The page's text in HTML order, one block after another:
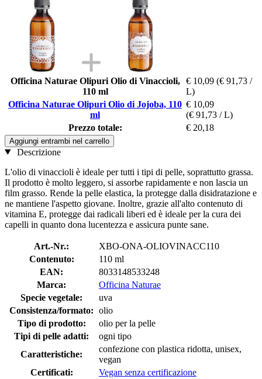
Officina Naturae Olipuri Olio di Vinaccioli,
110 ml
€ 10,09 (€ 91,73 /
L)
Officina Naturae Olipuri Olio di Jojoba, 110
ml
€ 10,09
(€ 91,73 / L)
Prezzo totale:
€ 20,18
Aggiungi entrambi nel carrello
Descrizione
L'olio di vinaccioli è ideale per tutti i tipi di pelle, soprattutto grassa.
Il prodotto è molto leggero, si assorbe rapidamente e non lascia un
film grasso. Rende la pelle elastica, la protegge dalla disidratazione e
ne mantiene l'aspetto giovane. Inoltre, grazie all'alto contenuto di
vitamina E, protegge dai radicali liberi ed è ideale per la cura dei
capelli in quanto dona lucentezza e assicura punte sane.
Art.-Nr.:
XBO-ONA-OLIOVINACC110
Contenuto:
110 ml
EAN:
8033148533248
Marca:
Officina Naturae
Specie vegetale:
uva
Consistenza/formato: olio
Tipo di prodotto:
olio per la pelle
Tipi di pelle adatti:
ogni tipo
Caratteristiche:
confezione con plastica ridotta, unisex,
vegan
Certificati:
Vegan senza certificazione